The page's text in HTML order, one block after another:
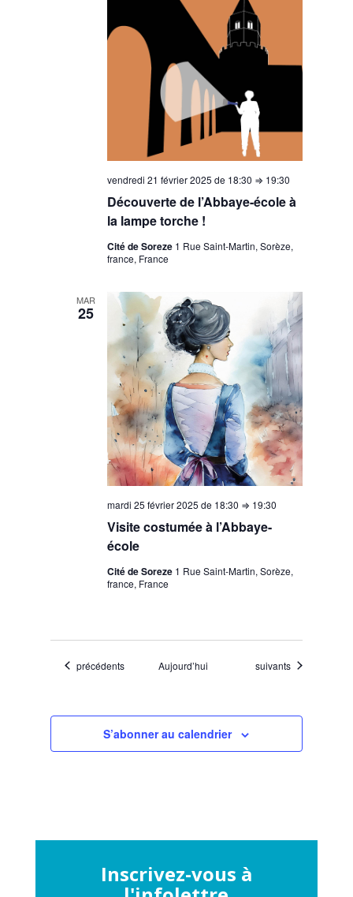
Découverte de l’Abbaye-école à
la lampe torche !
vendredi 21 février 2025 de 18:30 ⇒ 19:30
Cité de Soreze 1 Rue Saint-Martin, Sorèze,
france, France
MAR
25
Visite costumée à l’Abbaye-
école
mardi 25 février 2025 de 18:30 ⇒ 19:30
Cité de Soreze 1 Rue Saint-Martin, Sorèze,
france, France
Évènements
précédents Aujourd’hui Évènements
suivants
S’abonner au calendrier
Inscrivez-vous à